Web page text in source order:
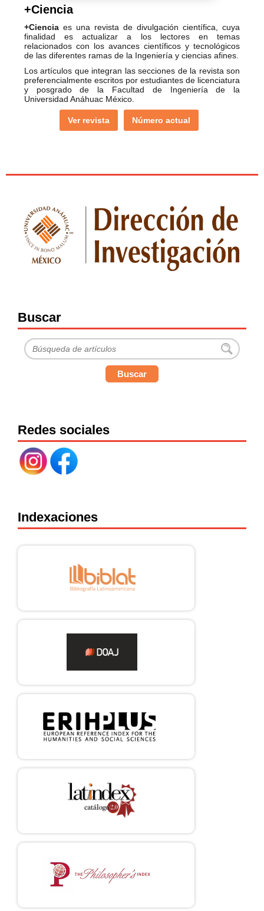
+Ciencia
+Cienciaes una revista de divulgación científica, cuya
finalidad es actualizar a los lectores en temas
relacionados con los avances científicos y tecnológicos
de las diferentes ramas de la Ingeniería y ciencias afines.
Los artículos que integran las secciones de la revista son
preferencialmente escritos por estudiantes de licenciatura
y posgrado de la Facultad de Ingeniería de la
Universidad Anáhuac México.
Ver revista Número actual
Buscar
Buscar
Redes sociales
Indexaciones